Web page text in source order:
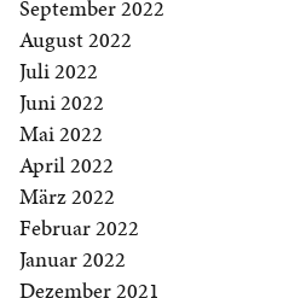
September 2022
August 2022
Juli 2022
Juni 2022
Mai 2022
April 2022
März 2022
Februar 2022
Januar 2022
Dezember 2021